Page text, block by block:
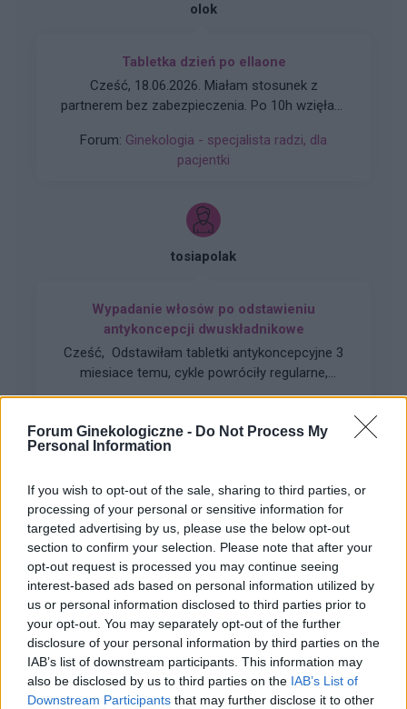
Forum Ginekologiczne - Do Not Process My
Personal Information
If you wish to opt-out of the sale, sharing to third parties, or
processing of your personal or sensitive information for
targeted advertising by us, please use the below opt-out
section to confirm your selection. Please note that after your
opt-out request is processed you may continue seeing
interest-based ads based on personal information utilized by
us or personal information disclosed to third parties prior to
your opt-out. You may separately opt-out of the further
disclosure of your personal information by third parties on the
IAB’s list of downstream participants. This information may
also be disclosed by us to third parties on the IAB’s List of
Downstream Participants that may further disclose it to other
olok
Tabletka dzień po ellaone
Cześć, 18.06.2026. Miałam stosunek z
partnerem bez zabezpieczenia. Po 10h wzięłam
miesiączki to 25/26 maja. Zwykle mam okres
5dni. Cykl 28 dni. Za 2 dni powinnam dostać
niepłodne. Czy jest spora szansa na ciążę,
bardzo się stresuje
Forum: Ginekologia - specjalista radzi, dla
pacjentki
tosiapolak
Wypadanie włosów po odstawieniu
antykoncepcji dwuskładnikowe
Cześć, Odstawiłam tabletki antykoncepcyjne 3
miesiace temu, cykle powróciły regularne,
hormony sa prawidłowe. Jednakze zauważyłam
skory glowy przy dotyku. Kiedy u Was po
odstawieniu antykoncepcji ustabilizowało sie i
takie problemy?
pacjentki
gość
Co to może być/2 . (Treść krępująca)
Witam. Przychodzę z takim już ostatnim
pytaniem.. podczas korzystania w toalecie,
bardziej w trakcie załatwiania się , bardzo silny
ból (ostry , kłujący , bardziej w środku odbytu).
Dodam , że trochę spędziłam czasu. Co to
może być ?? . Liczę na pozytywne komentarze ,
Dla nastolatek